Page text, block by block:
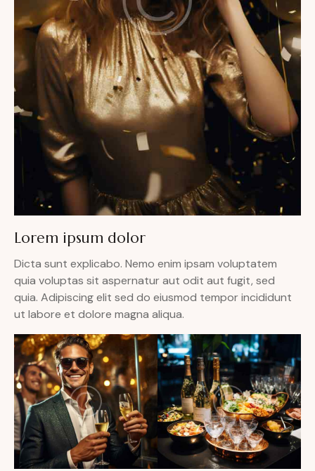
Lorem ipsum dolor
Dicta sunt explicabo. Nemo enim ipsam voluptatem
quia voluptas sit aspernatur aut odit aut fugit, sed
quia. Adipiscing elit sed do eiusmod tempor incididunt
ut labore et dolore magna aliqua.